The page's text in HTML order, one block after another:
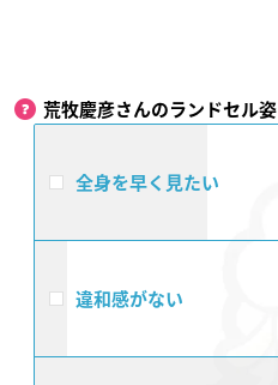
荒牧慶彦さんのランドセル姿
全身を早く見たい
違和感がない